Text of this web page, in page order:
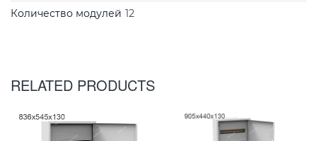
Количество модулей 12
RELATED PRODUCTS